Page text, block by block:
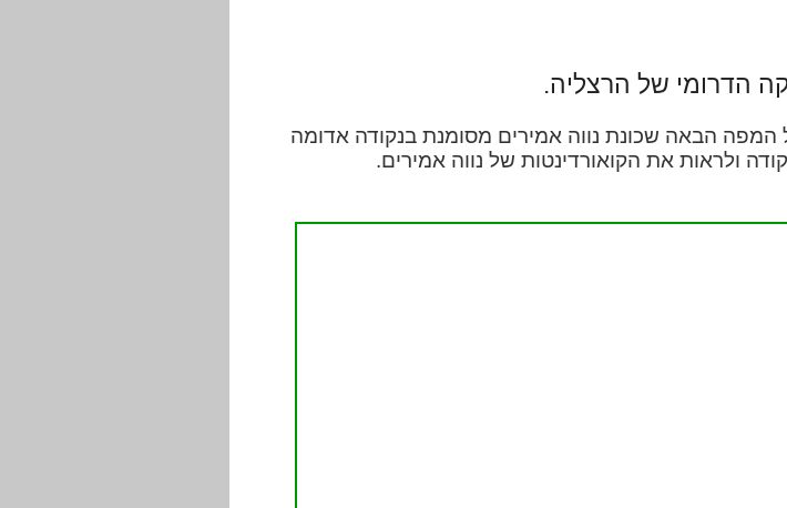
הדרומי של הרצליה.
הבאה שכונת נווה אמירים מסומנת בנקודה אדומה
ולראות את הקואורדינטות של נווה אמירים.